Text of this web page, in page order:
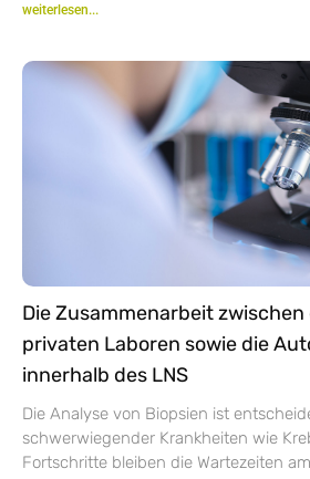
weiterlesen...
Die Zusammenarbeit zwischen
privaten Laboren sowie die
innerhalb des LNS
Die Analyse von Biopsien ist
schwerwiegender Krankheiten wie
Fortschritte bleiben die Wartezeiten